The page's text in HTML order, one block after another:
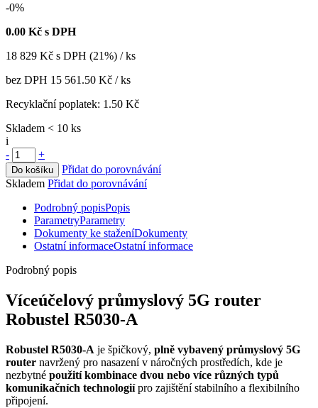
-0%
0.00 Kč s DPH
18 829 Kč s DPH (21%) / ks
bez DPH 15 561.50 Kč / ks
Recyklační poplatek: 1.50 Kč
Skladem < 10 ks
i
-
+
Do košíku
Přidat do porovnávání
Skladem Přidat do porovnávání
Podrobný popisPopis
ParametryParametry
Dokumenty ke staženíDokumenty
Ostatní informaceOstatní informace
Podrobný popis
Víceúčelový průmyslový 5G router
Robustel R5030-A
Robustel R5030-A je špičkový, plně vybavený průmyslový 5G
router navržený pro nasazení v náročných prostředích, kde je
nezbytné použití kombinace dvou nebo více různých typů
komunikačních technologiípro zajištění stabilního a flexibilního
připojení.